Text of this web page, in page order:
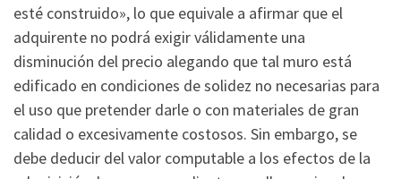
esté construido», lo que equivale a afirmar que el
adquirente no podrá exigir válidamente una
disminución del precio alegando que tal muro está
edificado en condiciones de solidez no necesarias para
el uso que pretender darle o con materiales de gran
calidad o excesivamente costosos. Sin embargo, se
debe deducir del valor computable a los efectos de la